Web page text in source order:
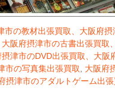
市の教材出張買取、大阪府
阪府摂津市の古書出張買取
津市のDVD出張買取、大阪
市の写真集出張買取
大阪府
摂津市のアダルトゲーム出張